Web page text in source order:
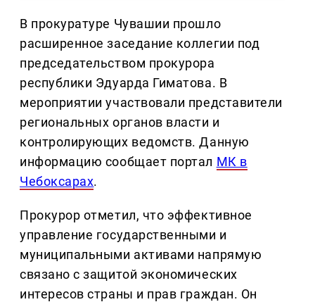
В прокуратуре Чувашии прошло
расширенное заседание коллегии под
председательством прокурора
республики Эдуарда Гиматова. В
мероприятии участвовали представители
региональных органов власти и
контролирующих ведомств. Данную
информацию сообщает портал МК в
Чебоксарах.
Прокурор отметил, что эффективное
управление государственными и
муниципальными активами напрямую
связано с защитой экономических
интересов страны и прав граждан. Он